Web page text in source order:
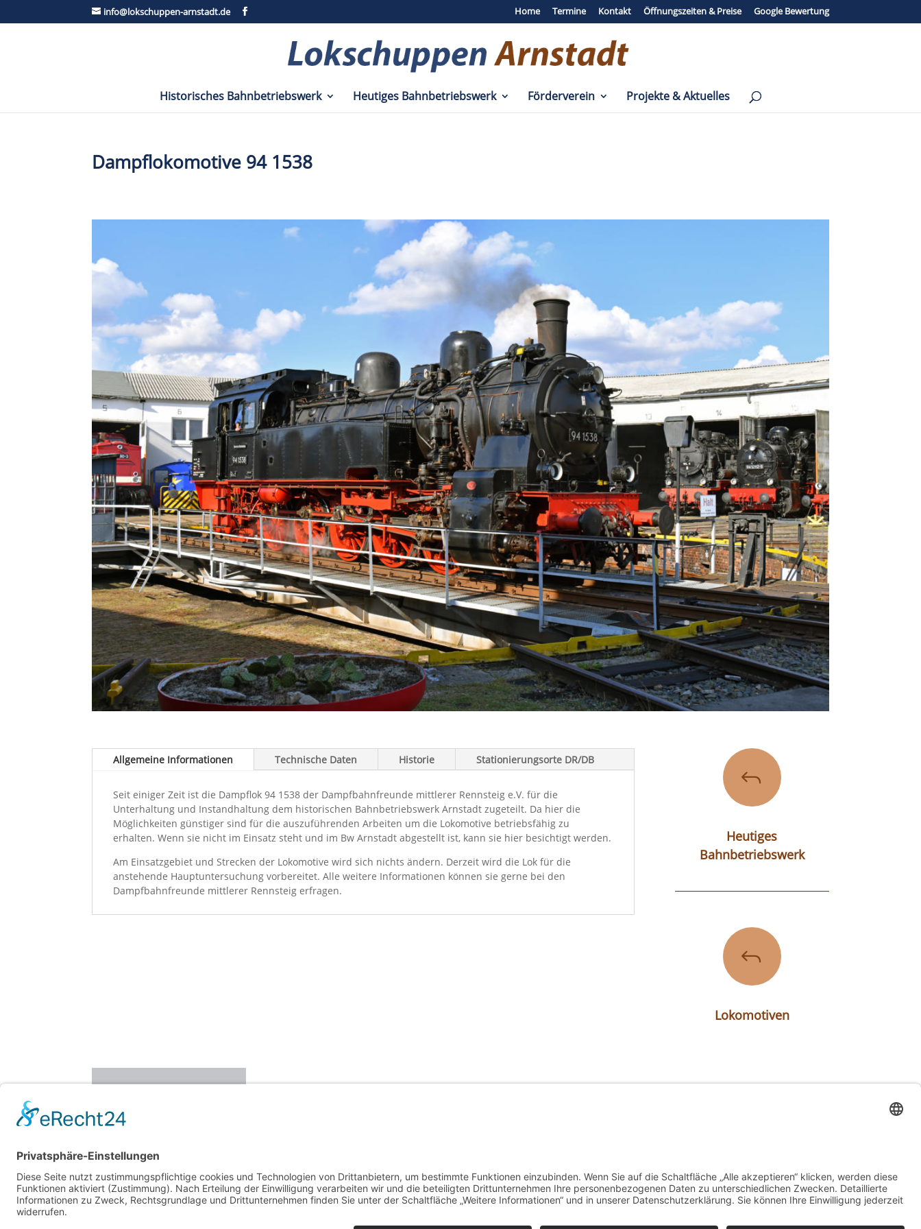
info@lokschuppen-arnstadt.de Home Termine Kontakt Öffnungszeiten & Preise Google Bewertung
Historisches Bahnbetriebswerk Heutiges Bahnbetriebswerk Förderverein Projekte & Aktuelles
Dampflokomotive 94 1538
Allgemeine Informationen Technische Daten Historie Stationierungsorte DR/DB
Seit einiger Zeit ist die Dampflok 94 1538 der Dampfbahnfreunde mittlerer Rennsteig e.V. für die
Unterhaltung und Instandhaltung dem historischen Bahnbetriebswerk Arnstadt zugeteilt. Da hier die
Möglichkeiten günstiger sind für die auszuführenden Arbeiten um die Lokomotive betriebsfähig zu
erhalten. Wenn sie nicht im Einsatz steht und im Bw Arnstadt abgestellt ist, kann sie hier besichtigt werden.
Am Einsatzgebiet und Strecken der Lokomotive wird sich nichts ändern. Derzeit wird die Lok für die
anstehende Hauptuntersuchung vorbereitet. Alle weitere Informationen können sie gerne bei den
Dampfbahnfreunde mittlerer Rennsteig erfragen.
J
Heutiges
Bahnbetriebswerk
J
Lokomotiven